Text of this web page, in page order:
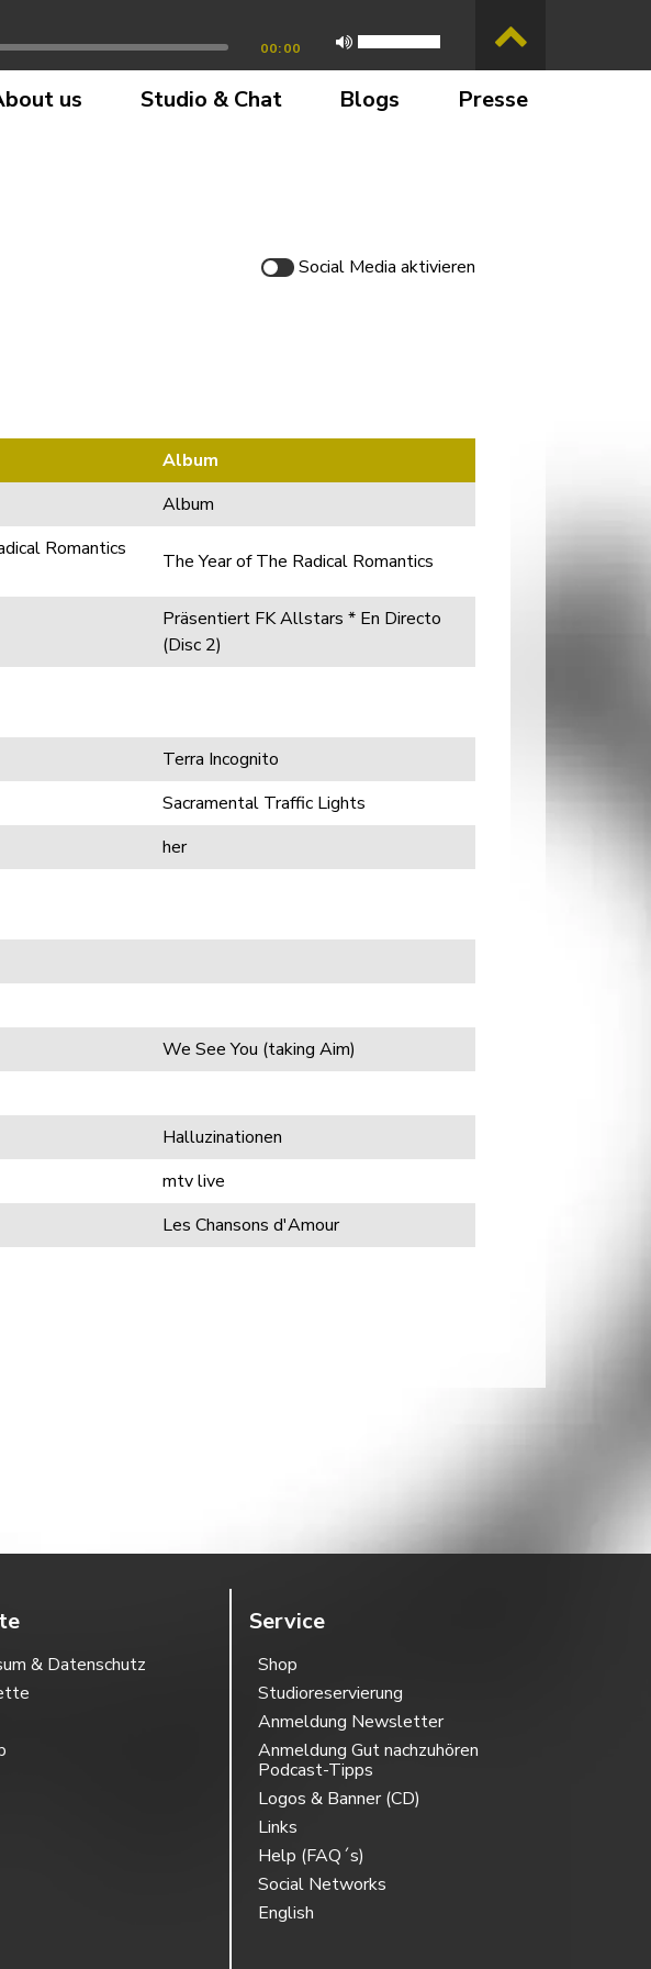
00:00
us Studio & Chat Blogs Presse
Social Media aktivieren
Album
Album
Romantics
The Year of The Radical Romantics
Präsentiert FK Allstars * En Directo
(Disc 2)
Terra Incognito
Sacramental Traffic Lights
her
We See You (taking Aim)
Halluzinationen
mtv live
Les Chansons d'Amour
& Datenschutz
Service
Shop
Studioreservierung
Anmeldung Newsletter
Anmeldung Gut nachzuhören
Podcast-Tipps
Logos & Banner (CD)
Links
Help (FAQ´s)
Social Networks
English